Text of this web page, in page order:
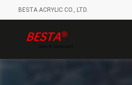
BESTA ACRYLIC CO., LTD.